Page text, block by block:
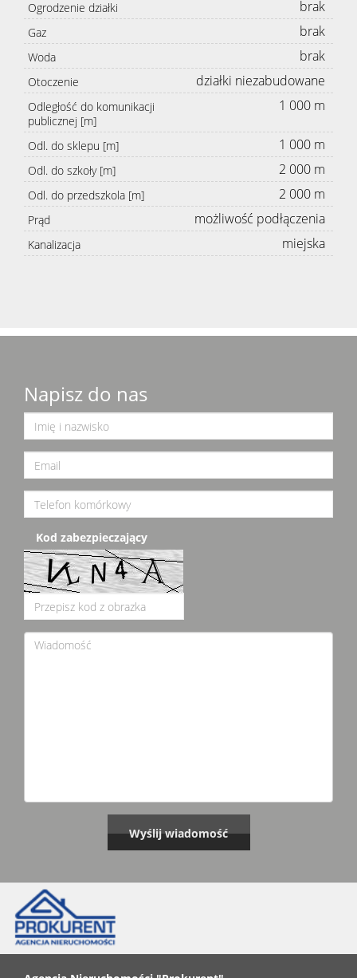
Ogrodzenie działki brak
Gaz brak
Woda brak
Otoczenie działki niezabudowane
Odległość do komunikacji
publicznej [m]
1 000 m
Odl. do sklepu [m] 1 000 m
Odl. do szkoły [m] 2 000 m
Odl. do przedszkola [m] 2 000 m
Prąd możliwość podłączenia
Kanalizacja miejska
Napisz do nas
Kod zabezpieczający